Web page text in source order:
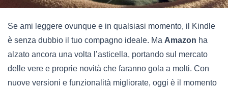
Se ami leggere ovunque e in qualsiasi momento, il Kindle
è senza dubbio il tuo compagno ideale. Ma Amazon ha
alzato ancora una volta l’asticella, portando sul mercato
delle vere e proprie novità che faranno gola a molti. Con
nuove versioni e funzionalità migliorate, oggi è il momento